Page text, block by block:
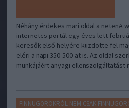
Néhány érdekes mari oldal a netenA
internetes portál egy éves lett
keresők első helyére küzdötte fel
eléri a napi 350-500-at is. Az oldal
munkájáért anyagi ellenszolgáltatást
FINNUGOROKRÓL NEM CSAK